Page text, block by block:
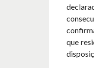
que